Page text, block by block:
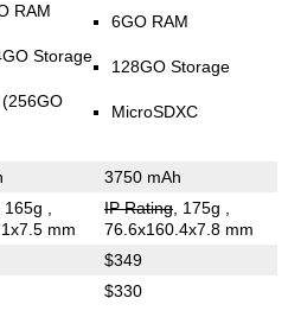
RAM
Storage
6GO RAM
128GO Storage
MicroSDXC
3750 mAh
165g
mm
IP Rating, 175g
76.6x160.4x7.8 mm
$349
$330